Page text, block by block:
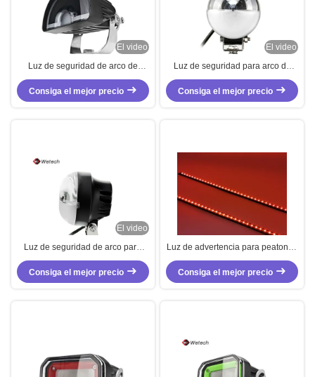
El video
Luz de seguridad de arco de
montacargas impermeable 20W
montacargas luces laterales rojas
personalizadas
Consiga el mejor precio
El video
Luz de seguridad para arco de
montacargas IP67, 10W, luces
laterales rojas para montacargas
Consiga el mejor precio
El video
Luz de seguridad de arco para
montacargas de 10W, lámpara
para montacargas, luces laterales
rojas
Consiga el mejor precio
Luz de advertencia para peatones
LED de zona roja, buena calidad
para carretillas elevadoras
Consiga el mejor precio